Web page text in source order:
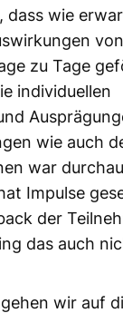
dass wie
zu Tage
individuellen
wie auch
war
Impulse
der
das auch
wir auf